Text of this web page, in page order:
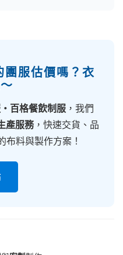
團服估價嗎？衣
百格餐飲制服 ，我們
產服務，快速交貨、品
布料與製作方案！